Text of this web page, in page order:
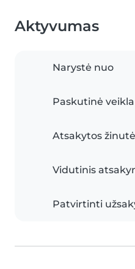
Aktyvumas
Narystė nuo
Paskutinė veikla
Atsakytos
Vidutinis
Patvirtinti